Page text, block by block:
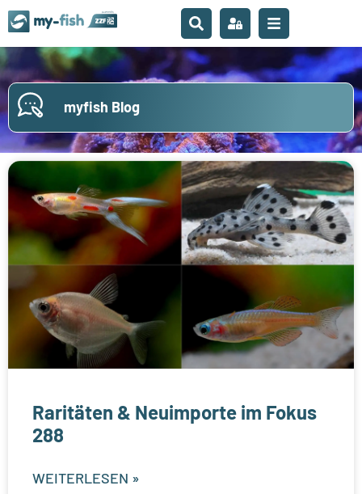
myfish Blog
Raritäten & Neuimporte im Fokus
288
WEITERLESEN »